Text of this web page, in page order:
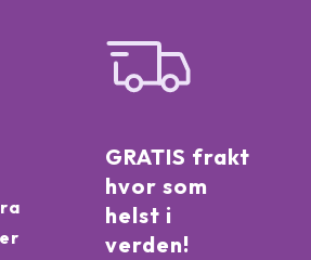
GRATIS frakt
hvor som
helst i
verden!